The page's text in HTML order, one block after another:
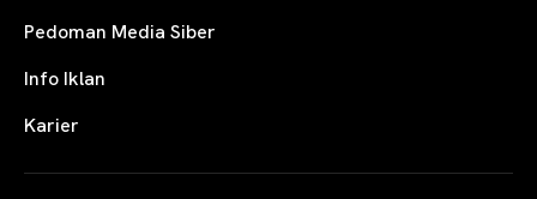
Pedoman Media Siber
Info Iklan
Karier